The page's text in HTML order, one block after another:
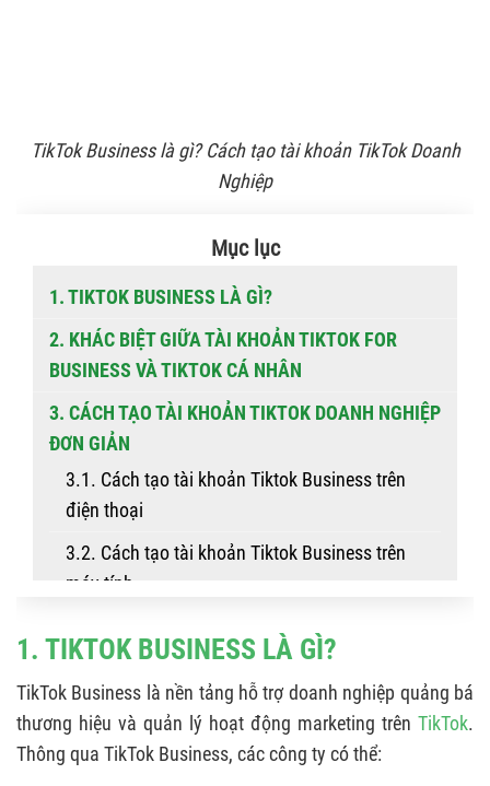
TikTok Business là gì? Cách tạo tài khoản TikTok Doanh
Nghiệp
Mục lục
1. TIKTOK BUSINESS LÀ GÌ?
2. KHÁC BIỆT GIỮA TÀI KHOẢN TIKTOK FOR
BUSINESS VÀ TIKTOK CÁ NHÂN
3. CÁCH TẠO TÀI KHOẢN TIKTOK DOANH NGHIỆP
ĐƠN GIẢN
3.1. Cách tạo tài khoản Tiktok Business trên
điện thoại
3.2. Cách tạo tài khoản Tiktok Business trên
máy tính
BUSINESS
1. TIKTOK BUSINESS LÀ GÌ?
TikTok Business là nền tảng hỗ trợ doanh nghiệp quảng bá
thương hiệu và quản lý hoạt động marketing trên TikTok.
Thông qua TikTok Business, các công ty có thể: